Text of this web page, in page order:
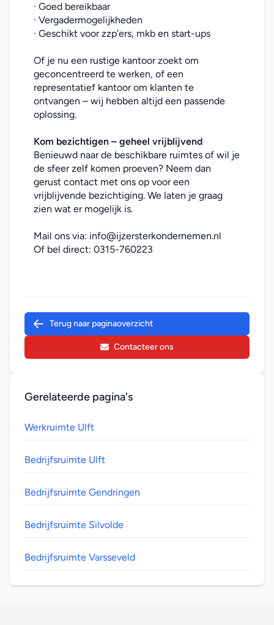
· Goed bereikbaar
· Vergadermogelijkheden
· Geschikt voor zzp’ers, mkb en start-ups
Of je nu een rustige kantoor zoekt om
geconcentreerd te werken, of een
representatief kantoor om klanten te
ontvangen – wij hebben altijd een passende
oplossing.
Kom bezichtigen – geheel vrijblijvend
Benieuwd naar de beschikbare ruimtes of wil je
de sfeer zelf komen proeven? Neem dan
gerust contact met ons op voor een
vrijblijvende bezichtiging. We laten je graag
zien wat er mogelijk is.
Mail ons via: info@ijzersterkondernemen.nl
Of bel direct: 0315-760223
Terug naar paginaoverzicht
Contacteer ons
Gerelateerde pagina's
Werkruimte Ulft
Bedrijfsruimte Ulft
Bedrijfsruimte Gendringen
Bedrijfsruimte Silvolde
Bedrijfsruimte Varsseveld